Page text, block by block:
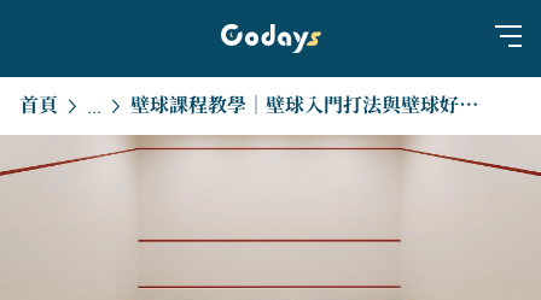
首頁 ... 壁球課程教學｜壁球入門打法與壁球好處，雙北壁球推薦一次看